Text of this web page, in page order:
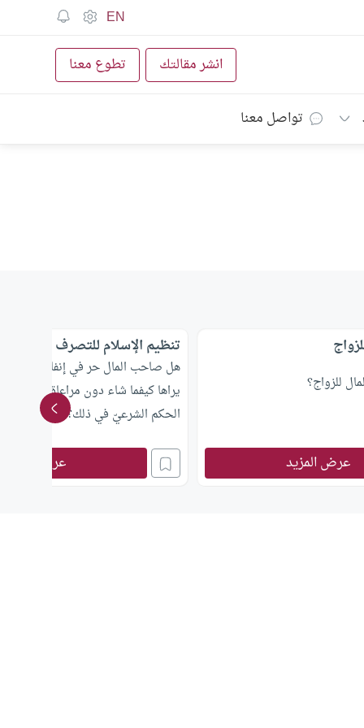
EN
انشر مقالتك تطوع معنا
تواصل معنا
للزواج؟
عرض المزيد
تنظيم الإسلام للتصرف في المال
هل صاحب المال حر في إنفاق أمواله
يراها كيفما شاء دون مراعاة لمشاعر
الحكم الشرعيّ في ذلك؟
عرض المزيد